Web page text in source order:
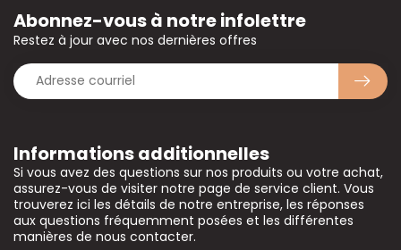
Informations additionnelles
Si vous avez des questions sur nos produits ou votre achat,
assurez-vous de visiter notre page de service client. Vous
trouverez ici les détails de notre entreprise, les réponses
aux questions fréquemment posées et les différentes
manières de nous contacter.
Abonnez-vous à notre infolettre
Restez à jour avec nos dernières offres